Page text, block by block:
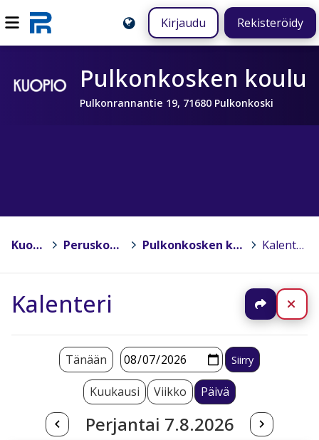
Kirjaudu Rekisteröidy
Pulkonkosken koulu
Pulkonrannantie 19, 71680 Pulkonkoski
Kuopio > Peruskoulut > Pulkonkosken koulu > Kalenteri
Kalenteri Jaa
Kuukausi Viikko Päivä
Perjantai 7.8.2026
Tänään